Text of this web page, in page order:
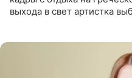
выхода в свет артистка